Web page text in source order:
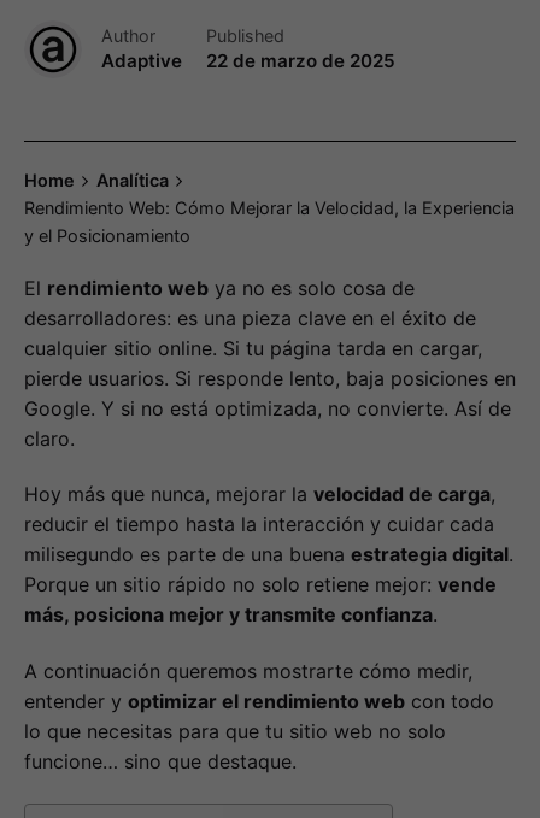
Author
Adaptive
Published
22 de marzo de 2025
Home
Analítica
Rendimiento Web: Cómo Mejorar la Velocidad, la Experiencia
y el Posicionamiento
El rendimiento web ya no es solo cosa de
desarrolladores: es una pieza clave en el éxito de
cualquier sitio online. Si tu página tarda en cargar,
pierde usuarios. Si responde lento, baja posiciones en
Google. Y si no está optimizada, no convierte. Así de
claro.
Hoy más que nunca, mejorar la velocidad de carga,
reducir el tiempo hasta la interacción y cuidar cada
milisegundo es parte de una buena estrategia digital.
Porque un sitio rápido no solo retiene mejor: vende
más, posiciona mejor y transmite confianza.
A continuación queremos mostrarte cómo medir,
entender y optimizar el rendimiento web con todo
lo que necesitas para que tu sitio web no solo
funcione… sino que destaque.